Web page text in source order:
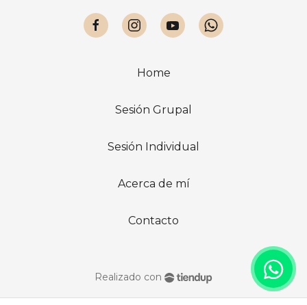
Home
Sesión Grupal
Sesión Individual
Acerca de mí
Contacto
Realizado con